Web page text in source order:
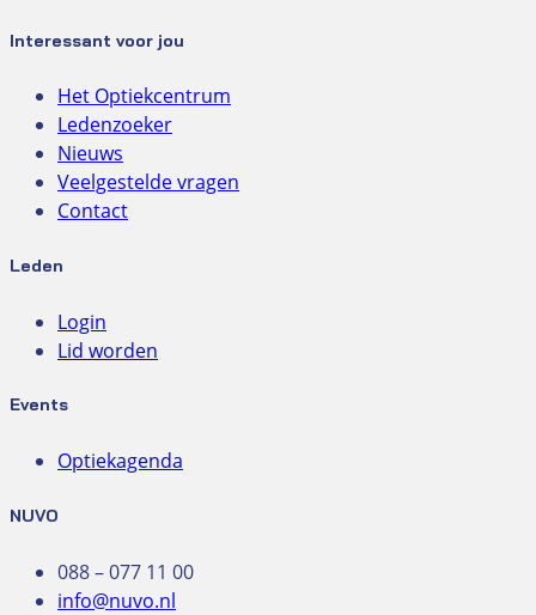
Interessant voor jou
Het Optiekcentrum
Ledenzoeker
Nieuws
Veelgestelde vragen
Contact
Leden
Login
Lid worden
Events
Optiekagenda
NUVO
088 – 077 11 00
info@nuvo.nl